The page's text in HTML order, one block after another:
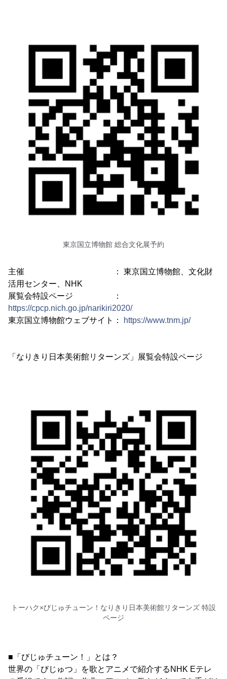
東京国立博物館 総合文化展予約
主催 ： 東京国立博物館、文化財
活用センター、NHK
展覧会特設ページ ：
https://cpcp.nich.go.jp/narikiri2020/
東京国立博物館ウェブサイト：
https://www.tnm.jp/
「なりきり日本美術館リターンズ」展覧会特設ページ
トーハク×びじゅチューン！なりきり日本美術館リターンズ 特設
ページ
■「びじゅチューン！」とは？
世界の「びじゅつ」を歌とアニメで紹介するNHK Eテレ